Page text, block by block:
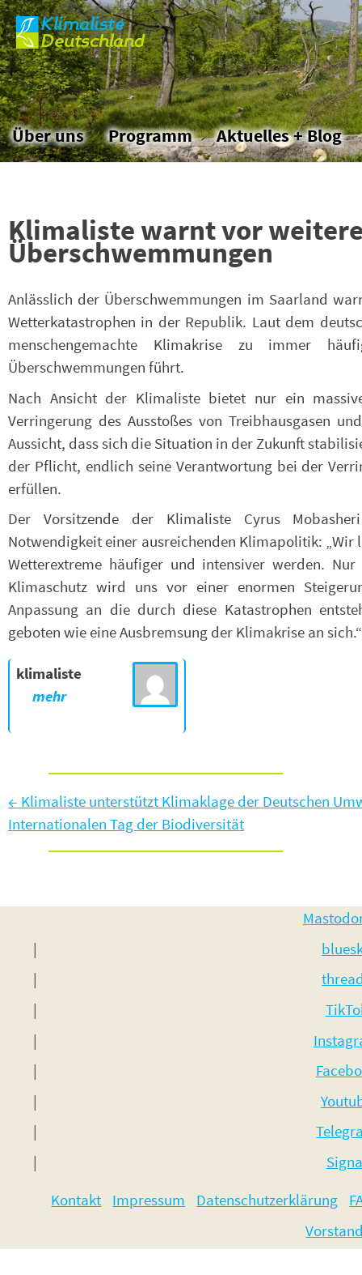
Skip
to
the
content
Klimaliste
Deutschland
Über uns Programm Aktuelles + Blog
Klimaliste warnt vor
Überschwemmungen
Anlässlich der Überschwemmungen im Saarland
Wetterkatastrophen in der Republik. Laut dem
menschengemachte Klimakrise zu immer
Überschwemmungen führt.
Nach Ansicht der Klimaliste bietet nur ein
Verringerung des Ausstoßes von Treibhausgasen
Aussicht, dass sich die Situation in der Zukunft
der Pflicht, endlich seine Verantwortung bei der
erfüllen.
Der Vorsitzende der Klimaliste Cyrus
Notwendigkeit einer ausreichenden Klimapolitik:
Wetterextreme häufiger und intensiver werden.
Klimaschutz wird uns vor einer enormen
Anpassung an die durch diese Katastrophen
geboten wie eine Ausbremsung der Klimakrise an sich.“
klimaliste
← Klimaliste unterstützt Klimaklage der Deutschen
Internationalen Tag der Biodiversität
Kontakt
Impressum Datenschutzerklärung